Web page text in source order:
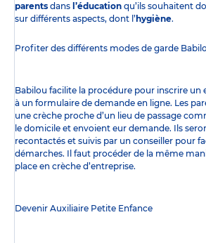
parents dans l’éducation qu’ils souhaitent
sur différents aspects, dont l’ hygiène.
Profiter des différents modes de garde
Babilou facilite la procédure pour inscrire un
à un formulaire de demande en ligne. Les
une crèche proche d’un lieu de passage
le domicile et envoient eur demande. Ils
recontactés et suivis par un conseiller pour
démarches. Il faut procéder de la même
place en crèche d’entreprise.
Devenir Auxiliaire Petite Enfance